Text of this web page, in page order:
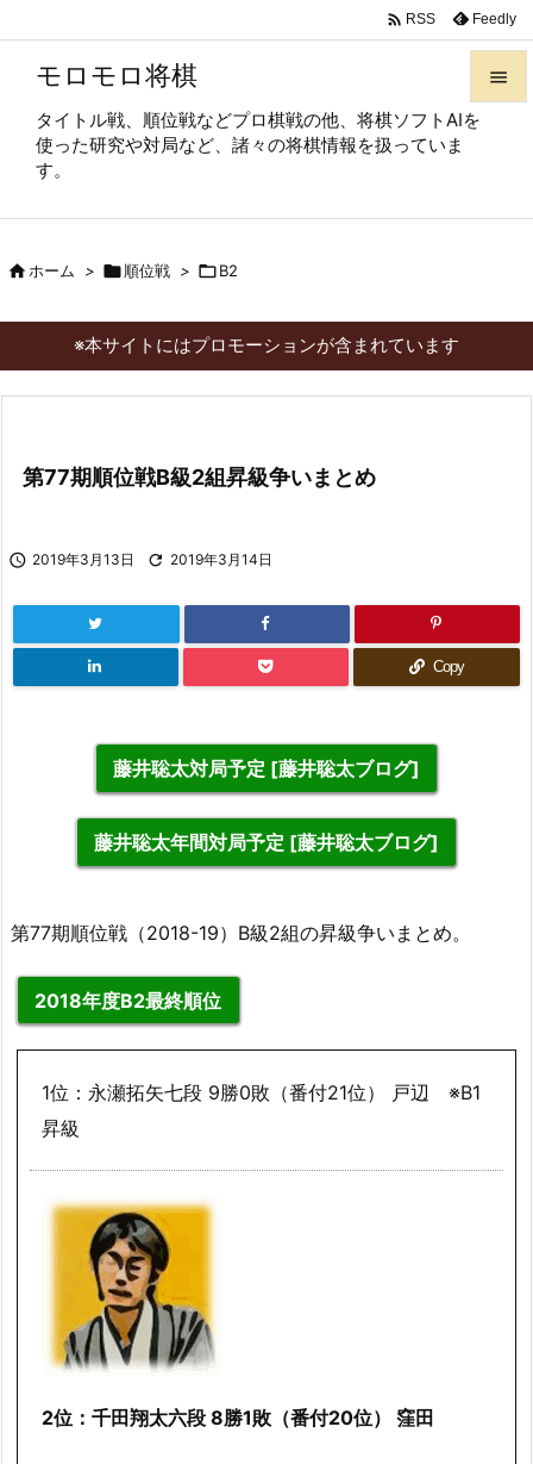
モロモロ将棋
タイトル戦、順位戦などプロ棋戦の他、将棋ソフトAIを
使った研究や対局など、諸々の将棋情報を扱っていま
す。

サイド

検索
 RSS Feedly
ホーム > 順位戦 > B2
※本サイトにはプロモーションが含まれています
第77期順位戦B級2組昇級争いまとめ
 2019年3月13日  2019年3月14日
Copy
藤井聡太対局予定 [藤井聡太ブログ]
藤井聡太年間対局予定 [藤井聡太ブログ]
第77期順位戦（2018-19）B級2組の昇級争いまとめ。
2018年度B2最終順位
1位：永瀬拓矢七段 9勝0敗（番付21位） 戸辺 ※B1
昇級
2位：千田翔太六段 8勝1敗（番付20位） 窪田